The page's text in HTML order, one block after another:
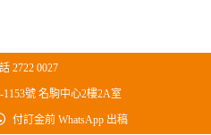
2722 0027
1153號 名駒中心2樓2A室
付訂金前 WhatsApp 出稿